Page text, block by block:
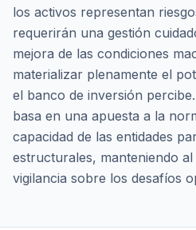
los activos representan
requerirán una gestión
mejora de las condiciones
materializar plenamente el
el banco de inversión
basa en una apuesta a la
capacidad de las entidades
estructurales, manteniendo
vigilancia sobre los desafíos